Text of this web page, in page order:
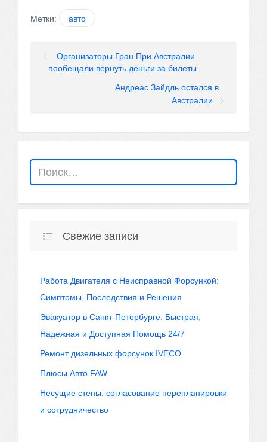
Метки: авто
Организаторы Гран При Австралии
пообещали вернуть деньги за билеты
Андреас Зайдль остался в
Австралии
Свежие записи
Работа Двигателя с Неисправной Форсункой:
Симптомы, Последствия и Решения
Эвакуатор в Санкт-Петербурге: Быстрая,
Надежная и Доступная Помощь 24/7
Ремонт дизельных форсунок IVECO
Плюсы Авто FAW
Несущие стены: согласование перепланировки
и сотрудничество